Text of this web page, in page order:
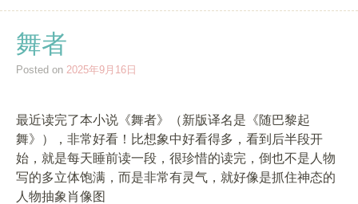
舞者
Posted on 2025年9月16日
最近读完了本小说《舞者》（新版译名是《随巴黎起
舞》），非常好看！比想象中好看得多，看到后半段开
始，就是每天睡前读一段，很珍惜的读完，倒也不是人物
写的多立体饱满，而是非常有灵气，就好像是抓住神态的
人物抽象肖像图